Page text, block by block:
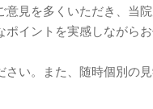
見を多くいただき、当
イントを実感しながら
い。また、随時個別の